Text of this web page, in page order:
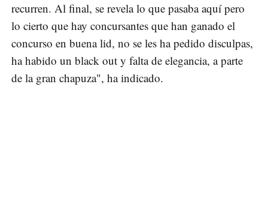
recurren. Al final, se revela lo que pasaba aquí pero
lo cierto que hay concursantes que han ganado el
concurso en buena lid, no se les ha pedido disculpas,
ha habido un black out y falta de elegancia, a parte
de la gran chapuza", ha indicado.